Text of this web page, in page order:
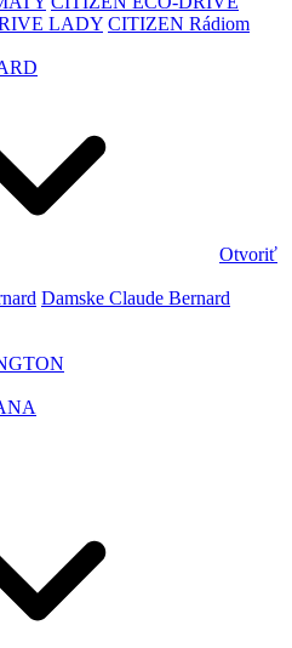
LADY CITIZEN Rádiom
Otvoriť
Damske Claude Bernard